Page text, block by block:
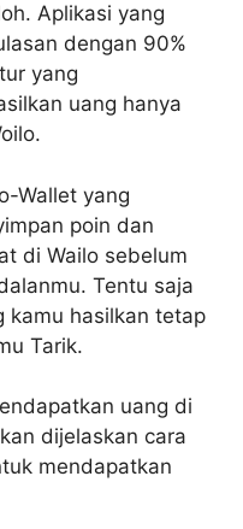
Aplikasi yang
dengan 90%
yang
uang hanya
Wallet yang
poin dan
di Wailo sebelum
Tentu saja
kamu hasilkan tetap
Tarik.
uang di
dijelaskan cara
mendapatkan